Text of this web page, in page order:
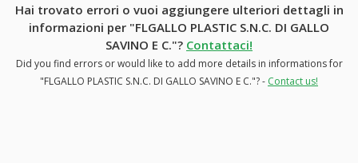
Hai trovato errori o vuoi aggiungere ulteriori dettagli in
informazioni per "FLGALLO PLASTIC S.N.C. DI GALLO
SAVINO E C."? Contattaci!
Did you find errors or would like to add more details in informations for
"FLGALLO PLASTIC S.N.C. DI GALLO SAVINO E C."? - Contact us!